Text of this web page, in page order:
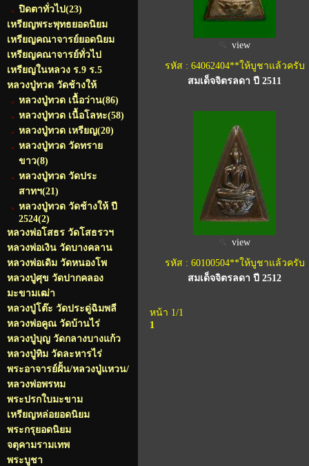
ปิดตาทั่วไป(23)
เหรียญพระพุทธยอดนิยม
เหรียญคณาจารย์ยอดนิยม
เหรียญคณาจารย์ทั่วไป
เหรียญในหลวง ร.9 ร.5
หลวงปู่ทวด วัดช้างให้
หลวงปู่ทวด เนื้อว่าน(86)
หลวงปู่ทวด เนื้อโลหะ(58)
หลวงปู่ทวด เหรียญ(20)
หลวงปู่ทวด วัดทราย
ขาว(8)
หลวงปู่ทวด วัดประ
สาทฯ(21)
หลวงปู่ทวด วัดช้างให้ ปี
2524(2)
หลวงพ่อโสธร วัดโสธรวฯ
หลวงพ่อเงิน วัดบางคลาน
หลวงพ่อเดิม วัดหนองโพ
หลวงปู่ศุข วัดปากคลอง
มะขามเฒ่า
หลวงปู่โต๊ะ วัดประดู่ฉิมพลี
หลวงพ่อคูณ วัดบ้านไร่
หลวงปู่บุญ วัดกลางบางแก้ว
หลวงปู่ทิม วัดละหารไร่
พระอาจารย์ฝั้น/หลวงปู่แหวน/
หลวงพ่อพรหม
พระปรกใบมะขาม
เหรียญหล่อยอดนิยม
พระกรุยอดนิยม
จตุคามรามเทพ
พระบูชา
view
รหัส : 64062404**ให้บูชาแล้วครับ
สมเด็จจิตรลดา ปี 2511
view
รหัส : 60100504**ให้บูชาแล้วครับ
สมเด็จจิตรลดา ปี 2512
หน้า 1/1
1